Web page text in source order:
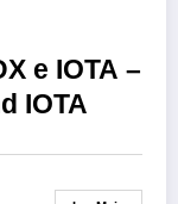
e IOTA –
IOTA